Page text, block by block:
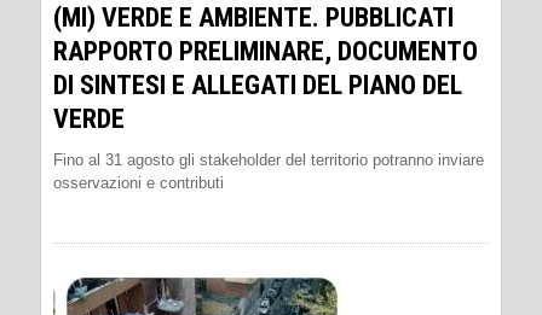
(MI) VERDE E AMBIENTE. PUBBLICATI
RAPPORTO PRELIMINARE, DOCUMENTO
DI SINTESI E ALLEGATI DEL PIANO DEL
VERDE
Fino al 31 agosto gli stakeholder del territorio potranno inviare
osservazioni e contributi